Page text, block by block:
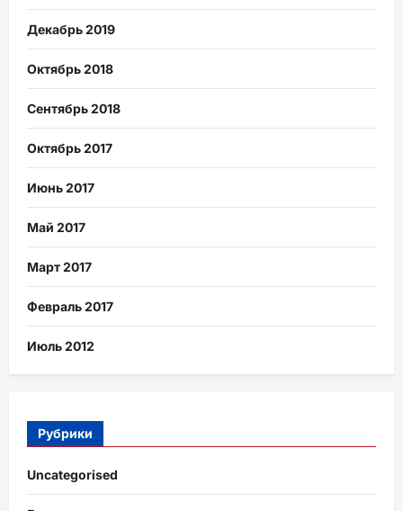
Декабрь 2019
Октябрь 2018
Сентябрь 2018
Октябрь 2017
Июнь 2017
Май 2017
Март 2017
Февраль 2017
Июль 2012
Рубрики
Uncategorised